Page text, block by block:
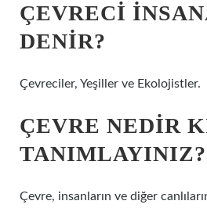
ÇEVRECI
DENIR?
Çevreciler, Yeşiller ve Ekolojistler.
ÇEVRE NEDIR
TANIMLAYINIZ?
Çevre, insanların ve diğer